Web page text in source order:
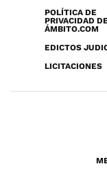
POLÍTICA DE
PRIVACIDAD
ÁMBITO.COM
EDICTOS
LICITACIONES